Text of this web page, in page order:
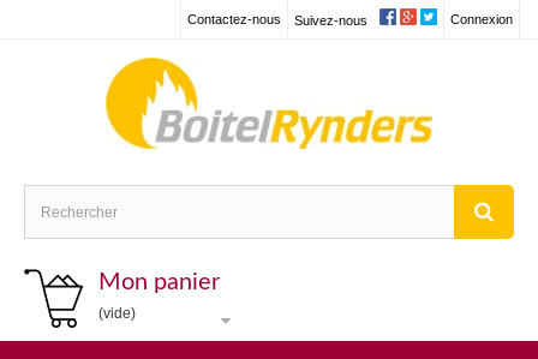
Connexion
Suivez-nous
Contactez-nous
Mon panier
(vide)